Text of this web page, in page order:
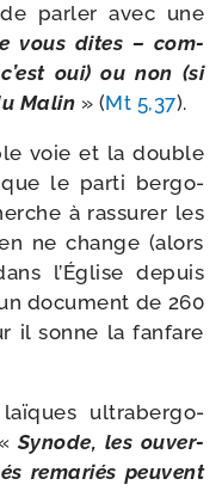
par­ler avec une
vous dites – com­
oui) ou non (si
Malin » (Mt 5,37).
voie et la double
que le par­ti ber­go­
à ras­su­rer les
ne change (alors
l’Église depuis
docu­ment de 260
il sonne la fan­fare
ultra­ber­go­
«Synode, les ouver­
rema­riés peuvent